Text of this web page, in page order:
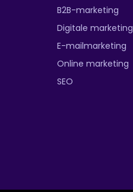
B2B-marketing
Digitale marketing
E-mailmarketing
Online marketing
SEO